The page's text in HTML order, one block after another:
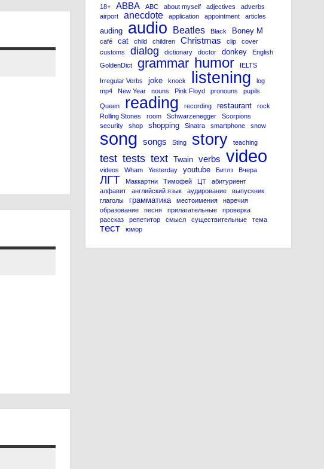
18+ ABBA ABC about myself adjectives
adverbs
airport
anecdote application appointment articles
auding audio Beatles Black Boney M
café cat child children Christmas clip
cover
customs
dialog dictionary doctor donkey
English
GoldenDict
grammar humor IELTS
Irregular Verbs joke knock listening
log
mp4
New Year nouns Pink Floyd pronouns pupils
Queen reading recording restaurant
rock
Rolling Stones
room Schwarzenegger
Scorpions
security
shop shopping Sinatra smartphone snow
song songs Sting story teaching
test tests text Twain verbs video
videos Wham Yesterday youtube Битлз Вчера
ЛГТ Маккартни Тимофей ЦТ
абитуриент
алфавит
английский язык аудирование
выпускник
глаголы
грамматика местоимения
наречия
образование
песня прилагательные
проверка
рассказ
репетитор смысл существительные тема
тест юмор